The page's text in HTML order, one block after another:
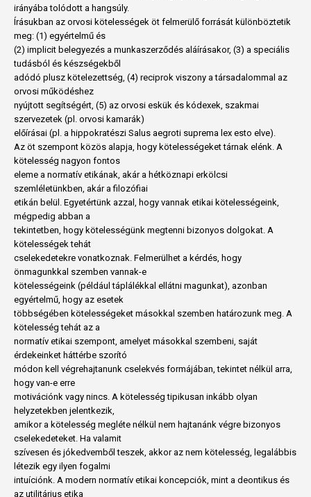
irányába tolódott a hangsúly.
Írásukban az orvosi kötelességek öt felmerülő forrását különböztetik
meg: (1) egyértelmű és
(2) implicit belegyezés a munkaszerződés aláírásakor, (3) a speciális
tudásból és készségekből
adódó plusz kötelezettség, (4) reciprok viszony a társadalommal az
orvosi működéshez
nyújtott segítségért, (5) az orvosi eskük és kódexek, szakmai
szervezetek (pl. orvosi kamarák)
előírásai (pl. a hippokratészi Salus aegroti suprema lex esto elve).
Az öt szempont közös alapja, hogy kötelességeket tárnak elénk. A
kötelesség nagyon fontos
eleme a normatív etikának, akár a hétköznapi erkölcsi
szemléletünkben, akár a filozófiai
etikán belül. Egyetértünk azzal, hogy vannak etikai kötelességeink,
mégpedig abban a
tekintetben, hogy kötelességünk megtenni bizonyos dolgokat. A
kötelességek tehát
cselekedetekre vonatkoznak. Felmerülhet a kérdés, hogy
önmagunkkal szemben vannak-e
kötelességeink (például táplálékkal ellátni magunkat), azonban
egyértelmű, hogy az esetek
többségében kötelességeket másokkal szemben határozunk meg. A
kötelesség tehát az a
normatív etikai szempont, amelyet másokkal szembeni, saját
érdekeinket háttérbe szorító
módon kell végrehajtanunk cselekvés formájában, tekintet nélkül arra,
hogy van-e erre
motivációnk vagy nincs. A kötelesség tipikusan inkább olyan
helyzetekben jelentkezik,
amikor a kötelesség megléte nélkül nem hajtanánk végre bizonyos
cselekedeteket. Ha valamit
szívesen és jókedvemből teszek, akkor az nem kötelesség, legalábbis
létezik egy ilyen fogalmi
intuíciónk. A modern normatív etikai koncepciók, mint a deontikus és
az utilitárius etika